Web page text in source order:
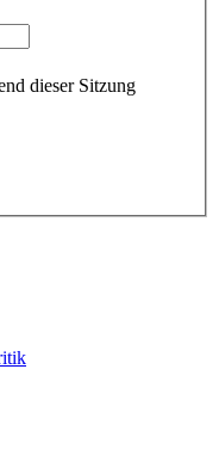
dieser Sitzung